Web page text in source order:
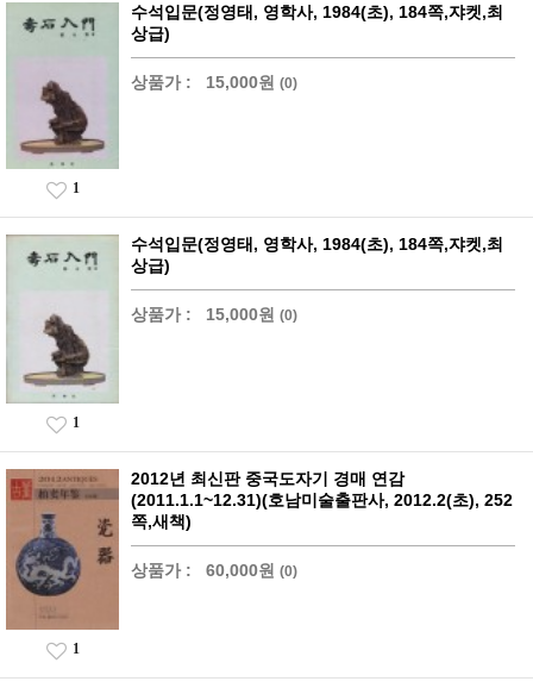
수석입문(정영태, 영학사, 1984(초), 184쪽,쟈켓,최
상급)
상품가 : 15,000원 (0)
1
수석입문(정영태, 영학사, 1984(초), 184쪽,쟈켓,최
상급)
상품가 : 15,000원 (0)
1
2012년 최신판 중국도자기 경매 연감
(2011.1.1~12.31)(호남미술출판사, 2012.2(초), 252
쪽,새책)
상품가 : 60,000원 (0)
1